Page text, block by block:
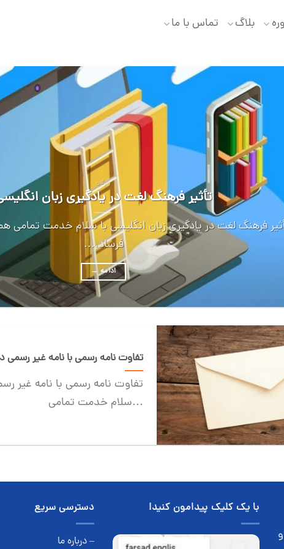
بلاگ تماس با ما
واژگان
تأثیر فرهنگ لغت در یادگیری زبان
فرهنگ لغت در یادگیری زبان انگلیسی با سلام خدمت تمامی
فرساد....
ادامه→
تفاوت نامه رسمی با نامه غیر
تفاوت نامه رسمی با نامه غیر
سلام خدمت تمامی...
با یک کلیک پیدامون کنید! دسترسی سریع
– درباره ما